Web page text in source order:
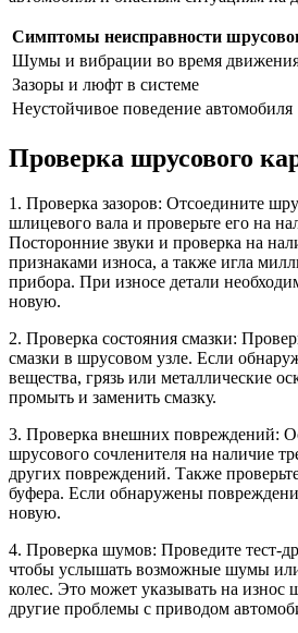
Симптомы неисправности
Шумы и вибрации во время
Зазоры и люфт в системе
Неустойчивое поведение автомобиля
Проверка шрусового
1. Проверка зазоров: Отсоедините
шлицевого вала и проверьте его на
Посторонние звуки и проверка на
признаками износа, а также игла
прибора. При износе детали
новую.
2. Проверка состояния смазки:
смазки в шрусовом узле. Если
вещества, грязь или металлические
промыть и заменить смазку.
3. Проверка внешних повреждений:
шрусового сочленителя на наличие
других повреждений. Также
буфера. Если обнаружены
новую.
4. Проверка шумов: Проведите тест-
чтобы услышать возможные шумы
колес. Это может указывать на износ
другие проблемы с приводом